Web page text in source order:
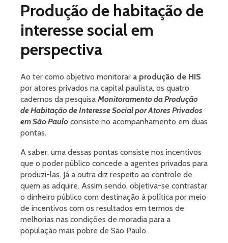
Produção de habitação de
interesse social em
perspectiva
Ao ter como objetivo monitorar a produção de HIS
por atores privados na capital paulista, os quatro
cadernos da pesquisa Monitoramento da Produção
de Habitação de Interesse Social por Atores Privados
em São Paulo consiste no acompanhamento em duas
pontas.
A saber, uma dessas pontas consiste nos incentivos
que o poder público concede a agentes privados para
produzi-las. Já a outra diz respeito ao controle de
quem as adquire. Assim sendo, objetiva-se contrastar
o dinheiro público com destinação à política por meio
de incentivos com os resultados em termos de
melhorias nas condições de moradia para a
população mais pobre de São Paulo.